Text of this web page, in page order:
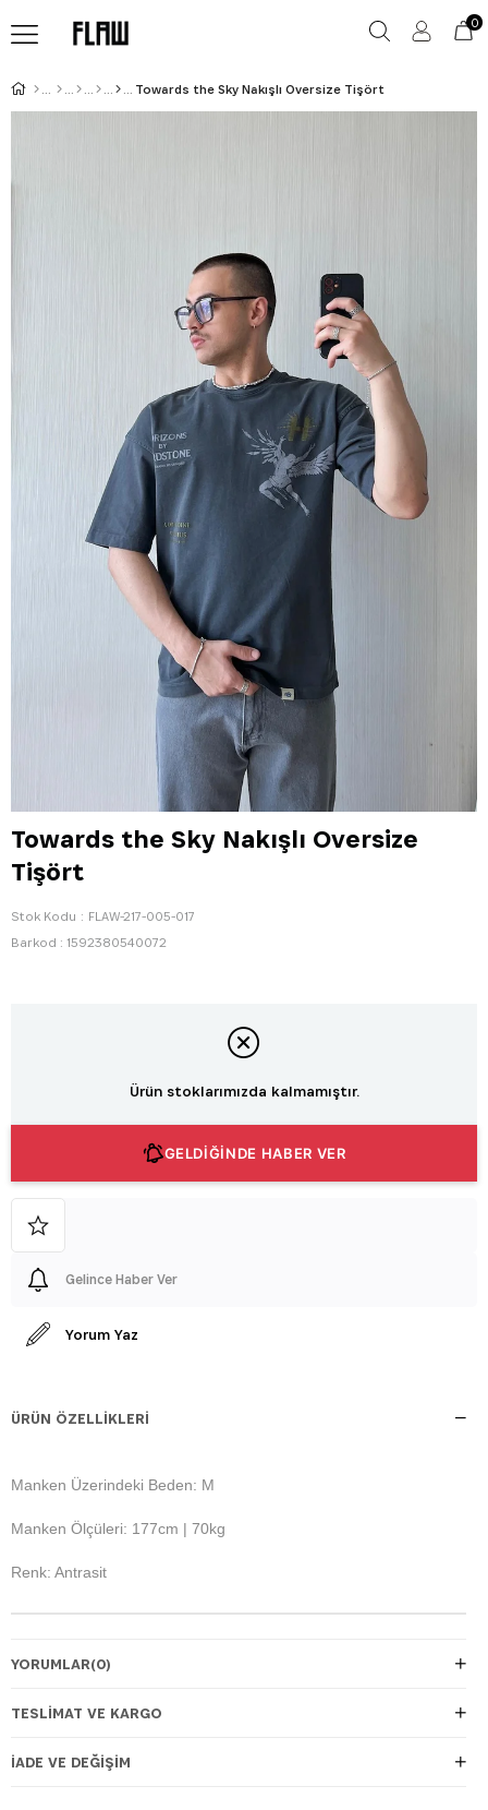
0
Towards the Sky Nakışlı Oversize Tişört
Towards the Sky Nakışlı Oversize
Tişört
Stok Kodu
FLAW-217-005-017
Barkod : 1592380540072
Ürün stoklarımızda kalmamıştır.
GELDİĞİNDE HABER VER
Gelince Haber Ver
Yorum Yaz
ÜRÜN ÖZELLIKLERI
Manken Üzerindeki Beden: M
Manken Ölçüleri: 177cm | 70kg
Renk: Antrasit
YORUMLAR(0)
TESLIMAT VE KARGO
İADE VE DEĞIŞIM